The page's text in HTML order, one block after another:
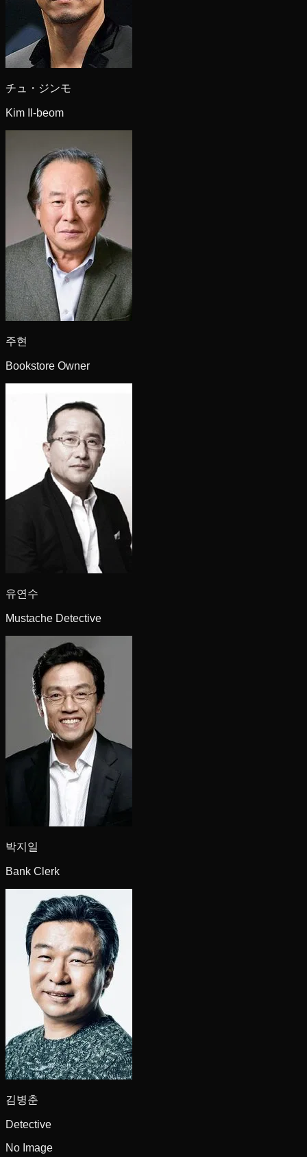
チュ・ジンモ
Kim Il-beom
주현
Bookstore Owner
유연수
Mustache Detective
박지일
Bank Clerk
김병춘
Detective
No Image